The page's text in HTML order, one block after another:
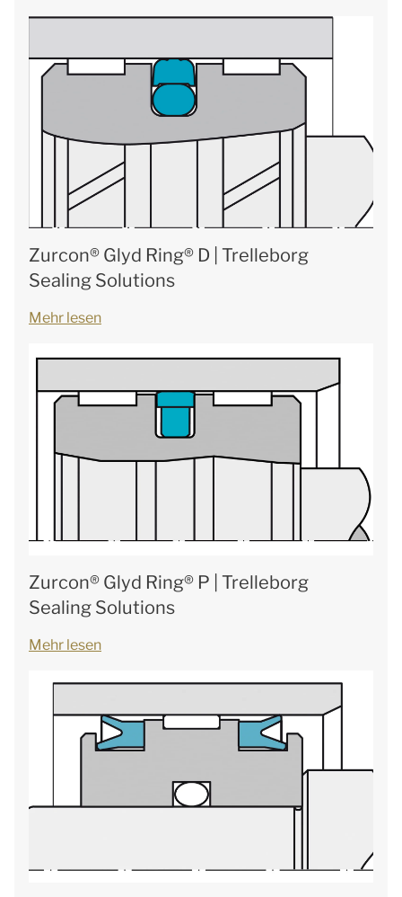
Zurcon® Glyd Ring® D | Trelleborg
Sealing Solutions
Mehr lesen
Zurcon® Glyd Ring® P | Trelleborg
Sealing Solutions
Mehr lesen